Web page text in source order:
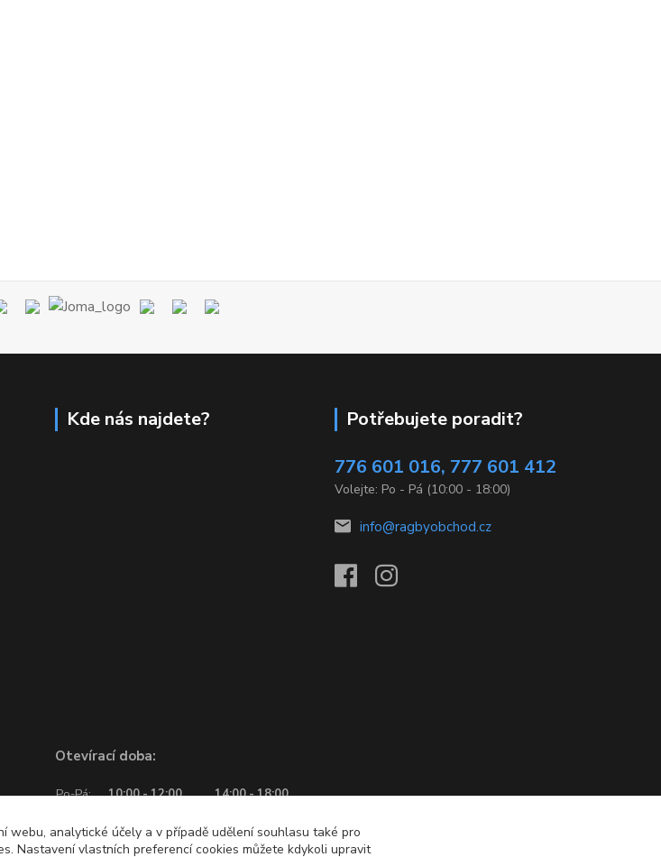
Kde nás najdete?
Otevírací doba:
Po-Pá: 10:00 - 12:00
14:00 - 18:00
Potřebujete poradit?
776 601 016, 777 601 412
Volejte: Po - Pá (10:00 - 18:00)
info@ragbyobchod.cz
webu, analytické účely a v případě udělení souhlasu také pro
Nastavení vlastních preferencí cookies můžete kdykoli upravit